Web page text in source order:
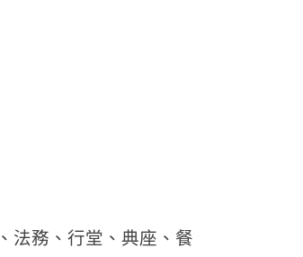
法務、行堂、典座、餐